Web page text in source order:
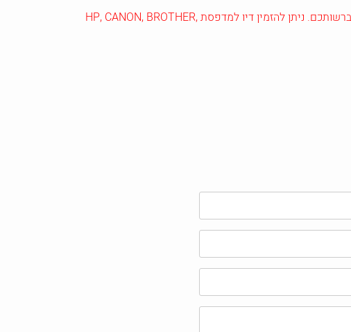
ולציין איזו מדפסת ברשותכם. ניתן להזמין דיו למדפסת HP, CANON, BROTHER,